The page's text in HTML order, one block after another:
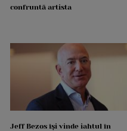
confruntă artista
Jeff Bezos își vinde iahtul în